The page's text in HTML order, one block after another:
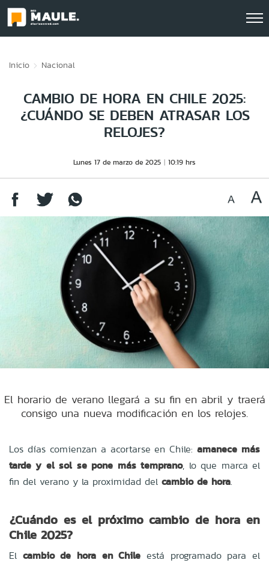
Inicio Nacional
CAMBIO DE HORA EN CHILE 2025:
¿CUÁNDO SE DEBEN ATRASAR LOS
RELOJES?
Lunes 17 de marzo de 2025 10:19 hrs
El horario de verano llegará a su fin en abril y traerá
consigo una nueva modificación en los relojes.
Los días comienzan a acortarse en Chile:amanece más
tarde y el sol se pone más temprano, lo que marca el
fin del verano y la proximidad del cambio de hora.
¿Cuándo es el próximo cambio de hora en
Chile 2025?
El cambio de hora en Chile está programado para el